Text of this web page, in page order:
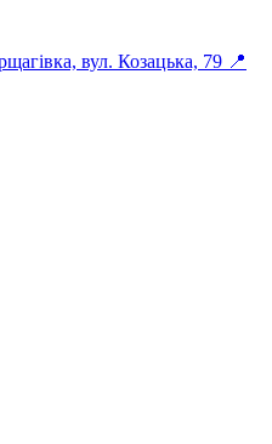
вул. Козацька, 79 📍